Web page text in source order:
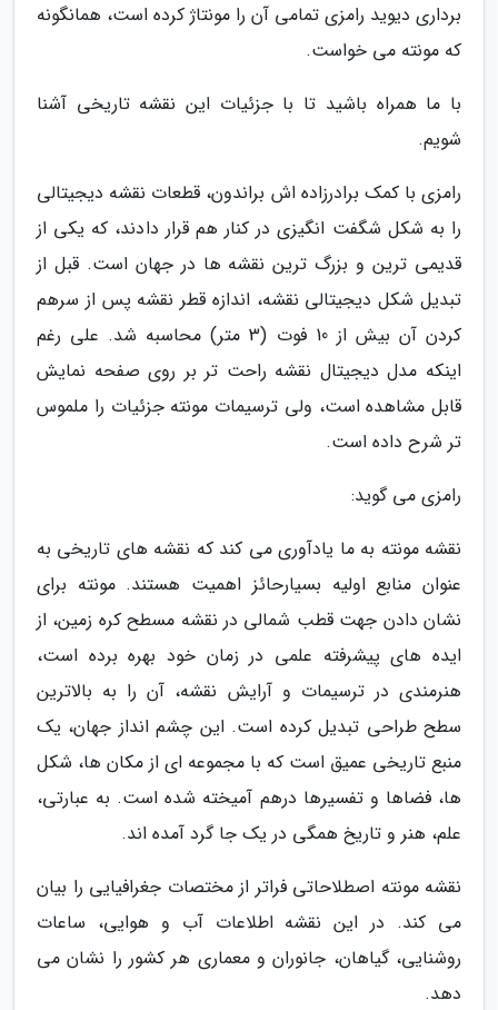
برداری دیوید رامزی تمامی آن را مونتاژ کرده است، همانگونه
که مونته می خواست.
با ما همراه باشید تا با جزئیات این نقشه تاریخی آشنا
شویم.
رامزی با کمک برادرزاده اش براندون، قطعات نقشه دیجیتالی
را به شکل شگفت انگیزی در کنار هم قرار دادند، که یکی از
قدیمی ترین و بزرگ ترین نقشه ها در جهان است. قبل از
تبدیل شکل دیجیتالی نقشه، اندازه قطر نقشه پس از سرهم
کردن آن بیش از 10 فوت (3 متر) محاسبه شد. علی رغم
اینکه مدل دیجیتال نقشه راحت تر بر روی صفحه نمایش
قابل مشاهده است، ولی ترسیمات مونته جزئیات را ملموس
تر شرح داده است.
رامزی می گوید:
نقشه مونته به ما یادآوری می کند که نقشه های تاریخی به
عنوان منابع اولیه بسیارحائز اهمیت هستند. مونته برای
نشان دادن جهت قطب شمالی در نقشه مسطح کره زمین، از
ایده های پیشرفته علمی در زمان خود بهره برده است،
هنرمندی در ترسیمات و آرایش نقشه، آن را به بالاترین
سطح طراحی تبدیل کرده است. این چشم انداز جهان، یک
منبع تاریخی عمیق است که با مجموعه ای از مکان ها، شکل
ها، فضاها و تفسیرها درهم آمیخته شده است. به عبارتی،
علم، هنر و تاریخ همگی در یک جا گرد آمده اند.
نقشه مونته اصطلاحاتی فراتر از مختصات جغرافیایی را بیان
می کند. در این نقشه اطلاعات آب و هوایی، ساعات
روشنایی، گیاهان، جانوران و معماری هر کشور را نشان می
دهد.